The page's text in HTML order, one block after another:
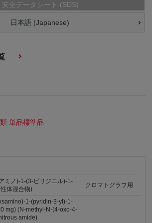
安全データシート (SDS)
日本語 (Japanese)
単品標準品
ミノ)-1-(3-ピリジニル)-1-
体混合物)
クロマトグラフ用
1-(pyridin-3-yl)-1-
mg) (N-methyl-N-(4-oxo-4-
amide)